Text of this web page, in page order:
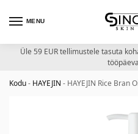
MENU
Üle 59 EUR tellimustele tasuta
Kodu- HAYEJIN - HAYEJIN Rice Bran